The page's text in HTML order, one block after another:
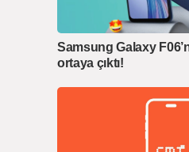
Samsung Galaxy
ortaya çıktı!